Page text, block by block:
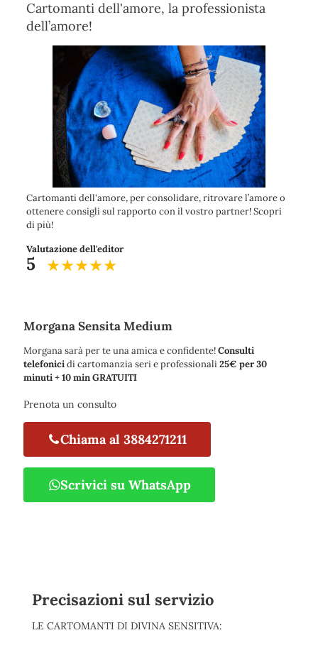
Cartomanti dell'amore, la professionista
dell’amore!
Cartomanti dell'amore, per consolidare, ritrovare l’amore o
ottenere consigli sul rapporto con il vostro partner! Scopri
di più!
Valutazione dell'editor
5
Morgana Sensita Medium
Morgana sarà per te una amica e confidente!Consulti
telefonicidi cartomanzia seri e professionali25€ per 30
minuti + 10 min GRATUITI
Prenota un consulto
Chiama al 3884271211
Scrivici su WhatsApp
Precisazioni sul servizio
LE CARTOMANTI DI DIVINA SENSITIVA: